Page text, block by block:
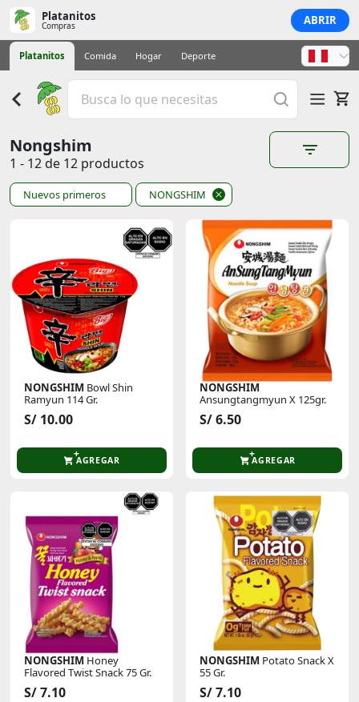
Platanitos
Compras ABRIR
Platanitos Comida Hogar Deporte
Nongshim
1 - 12 de 12 productos
Nuevos primeros NONGSHIM
NONGSHIM Bowl Shin
Ramyun 114 Gr.
S/ 10.00
AGREGAR
NONGSHIM
Ansungtangmyun X 125gr.
S/ 6.50
AGREGAR
NONGSHIM Honey
Flavored Twist Snack 75 Gr.
S/ 7.10
NONGSHIM Potato Snack X
55 Gr.
S/ 7.10